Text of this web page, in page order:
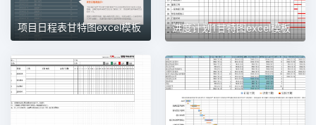
项目日程表甘特图excel模板 进度计划1甘特图excel模板